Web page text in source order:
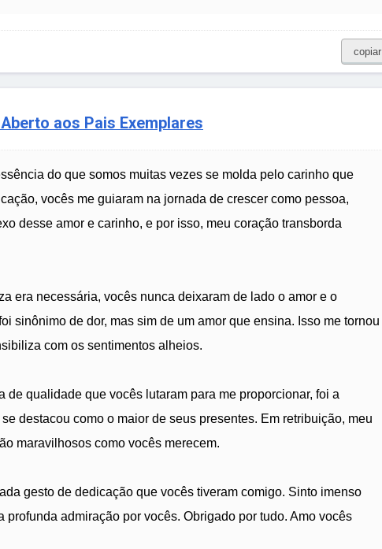
copiar
aos Pais Exemplares
do que somos muitas vezes se molda pelo carinho que
vocês me guiaram na jornada de crescer como pessoa,
desse amor e carinho, e por isso, meu coração transborda
era necessária, vocês nunca deixaram de lado o amor e o
sinônimo de dor, mas sim de um amor que ensina. Isso me tornou
com os sentimentos alheios.
de qualidade que vocês lutaram para me proporcionar, foi a
destacou como o maior de seus presentes. Em retribuição, meu
maravilhosos como vocês merecem.
gesto de dedicação que vocês tiveram comigo. Sinto imenso
profunda admiração por vocês. Obrigado por tudo. Amo vocês